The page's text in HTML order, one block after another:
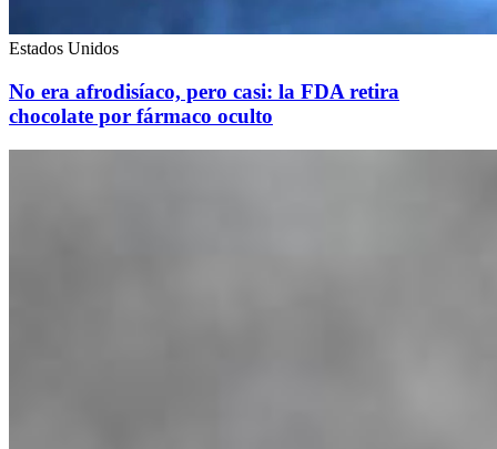
Estados Unidos
No era afrodisíaco, pero casi: la FDA retira
chocolate por fármaco oculto